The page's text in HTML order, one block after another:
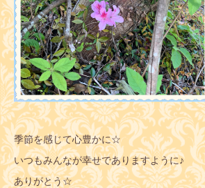
季節を感じて心豊かに☆
いつもみんなが幸せでありますように♪
ありがとう☆